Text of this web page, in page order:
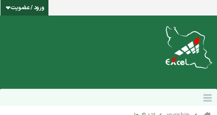
ورود / عضویت